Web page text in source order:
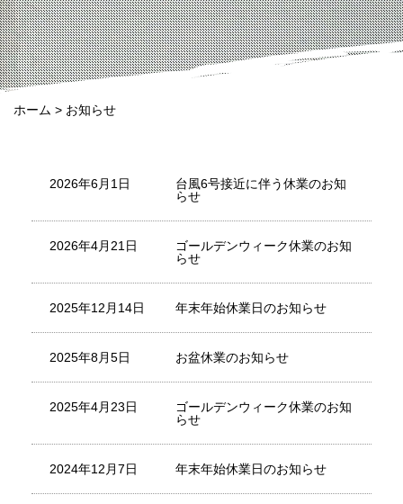
ホーム > お知らせ
2026年6月1日
台風6号接近に伴う休業のお知
らせ
2026年4月21日
ゴールデンウィーク休業のお知
らせ
2025年12月14日 年末年始休業日のお知らせ
2025年8月5日 お盆休業のお知らせ
2025年4月23日
ゴールデンウィーク休業のお知
らせ
2024年12月7日 年末年始休業日のお知らせ